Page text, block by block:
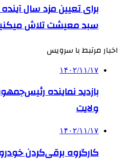
برای تعیین مزد سال
سبد معیشت تلاش می‎کنیم
اخبار مرتبط با سرویس
۱۴۰۲/۱۱/۱۷
بازدید نماینده
ولایت
۱۴۰۲/۱۱/۱۷
کارگروه برقی‌کردن